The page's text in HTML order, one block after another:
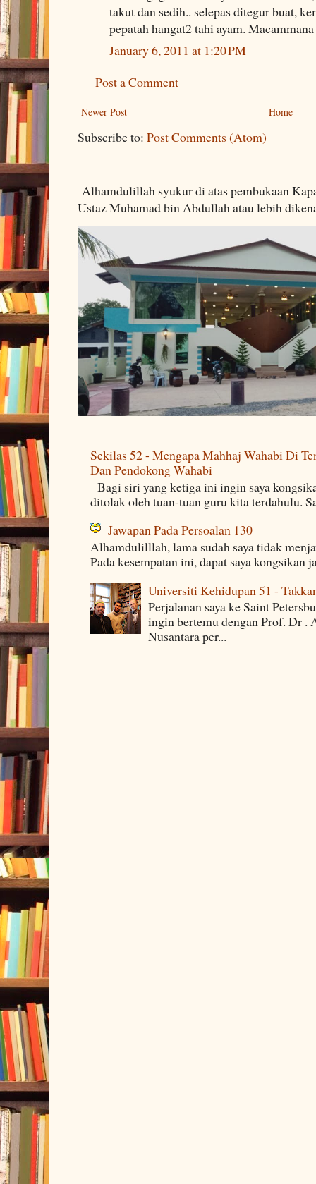
takut dan sedih.. selepas ditegur buat,
pepatah hangat2 tahi ayam. Macammana
January 6, 2011 at 1:20 PM
Post a Comment
Newer Post Home
Subscribe to: Post Comments (Atom)
Alhamdulillah syukur di atas pembukaan
Ustaz Muhamad bin Abdullah atau lebih
Sekilas 52 - Mengapa Mahhaj Wahabi Di
Dan Pendokong Wahabi
Bagi siri yang ketiga ini ingin saya
ditolak oleh tuan-tuan guru kita terdahulu.
Jawapan Pada Persoalan 130
Alhamdulilllah, lama sudah saya tidak
Pada kesempatan ini, dapat saya kongsikan
Universiti Kehidupan 51 -
Perjalanan saya ke Saint
ingin bertemu dengan Prof. Dr
Nusantara per...